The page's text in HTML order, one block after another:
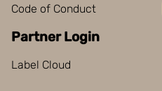
Code of Conduct
Partner Login
Label Cloud